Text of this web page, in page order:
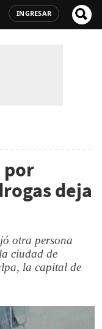
INGRESAR
por
deja
otra persona
ciudad de
la capital de